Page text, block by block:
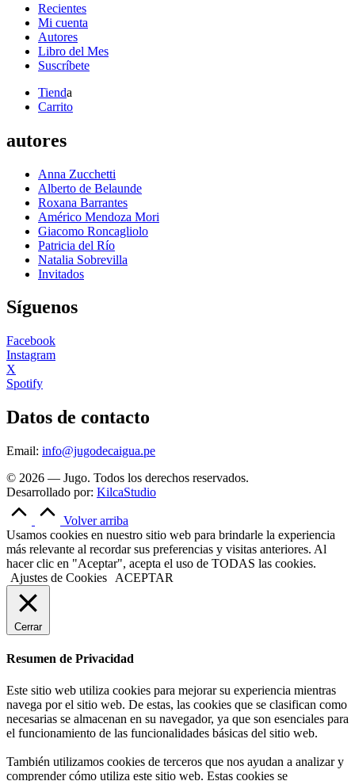
Recientes
Mi cuenta
Autores
Libro del Mes
Suscríbete
Tienda
Carrito
autores
Anna Zucchetti
Alberto de Belaunde
Roxana Barrantes
Américo Mendoza Mori
Giacomo Roncagliolo
Patricia del Río
Natalia Sobrevilla
Invitados
Síguenos
Facebook
Instagram
X
Spotify
Datos de contacto
Email: info@jugodecaigua.pe
© 2026 — Jugo. Todos los derechos reservados.
Desarrollado por: KilcaStudio
Volver arriba
Usamos cookies en nuestro sitio web para brindarle la experiencia
más relevante al recordar sus preferencias y visitas anteriores. Al
hacer clic en "Aceptar", acepta el uso de TODAS las cookies.
Ajustes de Cookies
ACEPTAR
Cerrar
Resumen de Privacidad
Este sitio web utiliza cookies para mejorar su experiencia mientras
navega por el sitio web. De estas, las cookies que se clasifican como
necesarias se almacenan en su navegador, ya que son esenciales para
el funcionamiento de las funcionalidades básicas del sitio web.
También utilizamos cookies de terceros que nos ayudan a analizar y
comprender cómo utiliza este sitio web. Estas cookies se